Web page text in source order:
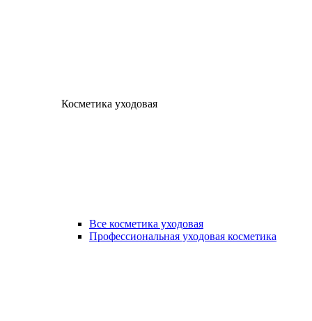
Косметика уходовая
Все косметика уходовая
Профессиональная уходовая косметика